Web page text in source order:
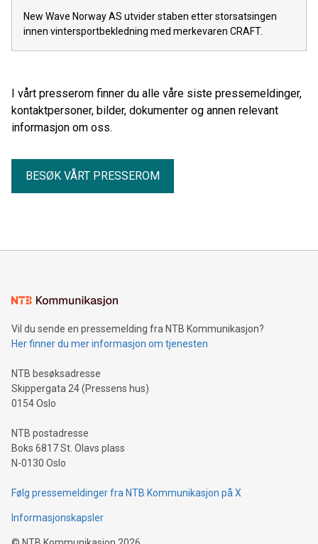
New Wave Norway AS utvider staben etter storsatsingen
innen vintersportbekledning med merkevaren CRAFT.
I vårt presserom finner du alle våre siste pressemeldinger,
kontaktpersoner, bilder, dokumenter og annen relevant
informasjon om oss.
BESØK VÅRT PRESSEROM
Vil du sende en pressemelding fra NTB Kommunikasjon?
Her finner du mer informasjon om tjenesten
NTB besøksadresse
Skippergata 24 (Pressens hus)
0154 Oslo
NTB postadresse
Boks 6817 St. Olavs plass
N-0130 Oslo
Følg pressemeldinger fra NTB Kommunikasjon på X
Informasjonskapsler